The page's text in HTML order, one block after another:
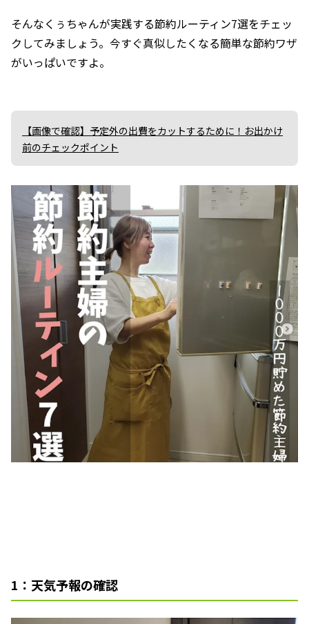
そんなくぅちゃんが実践する節約ルーティン7選をチェッ
クしてみましょう。今すぐ真似したくなる簡単な節約ワザ
がいっぱいですよ。
【画像で確認】予定外の出費をカットするために！お出かけ
前のチェックポイント
1：天気予報の確認